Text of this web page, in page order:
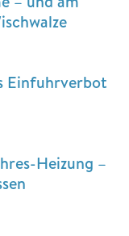
Einfuhrverbot
Heizung –